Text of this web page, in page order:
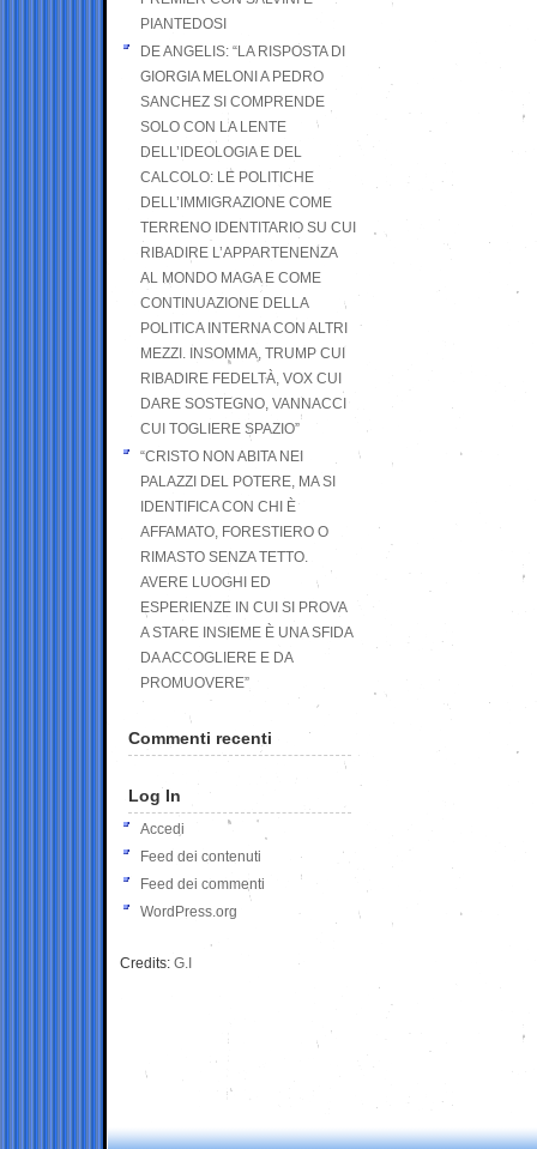
PIANTEDOSI
DE ANGELIS: “LA RISPOSTA DI
GIORGIA MELONI A PEDRO
SANCHEZ SI COMPRENDE
SOLO CON LA LENTE
DELL’IDEOLOGIA E DEL
CALCOLO: LE POLITICHE
DELL’IMMIGRAZIONE COME
TERRENO IDENTITARIO SU CUI
RIBADIRE L’APPARTENENZA
AL MONDO MAGA E COME
CONTINUAZIONE DELLA
POLITICA INTERNA CON ALTRI
MEZZI. INSOMMA, TRUMP CUI
RIBADIRE FEDELTÀ, VOX CUI
DARE SOSTEGNO, VANNACCI
CUI TOGLIERE SPAZIO”
“CRISTO NON ABITA NEI
PALAZZI DEL POTERE, MA SI
IDENTIFICA CON CHI È
AFFAMATO, FORESTIERO O
RIMASTO SENZA TETTO.
AVERE LUOGHI ED
ESPERIENZE IN CUI SI PROVA
A STARE INSIEME È UNA SFIDA
DA ACCOGLIERE E DA
PROMUOVERE”
Commenti recenti
Log In
Accedi
Feed dei contenuti
Feed dei commenti
WordPress.org
Credits: G.I